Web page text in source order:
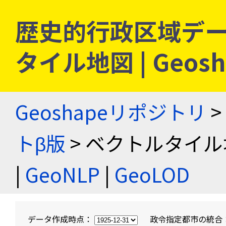
歴史的行政区域デ
タイル地図 |
Geoshapeリポジトリ >
トβ版 > ベクトルタイ
| GeoNLP | GeoLOD
データ作成時点： 政令指定都市の統